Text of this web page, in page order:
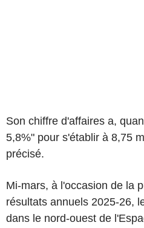
Son chiffre d'affaires a,
5,8%" pour s'établir à 8,75
précisé.
Mi-mars, à l'occasion de la
résultats annuels 2025-26,
dans le nord-ouest de